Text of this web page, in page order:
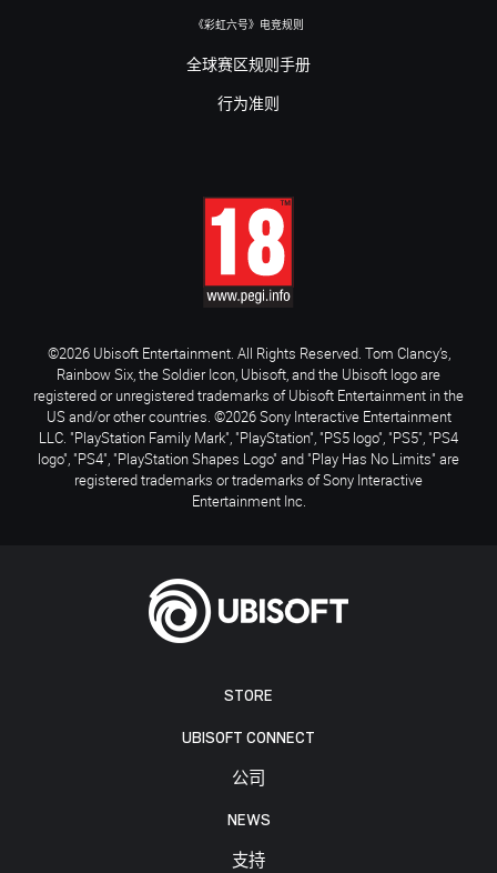
STORE
UBISOFT CONNECT
公司
NEWS
支持
《彩虹六号》电竞规则
全球赛区规则手册
行为准则
©2026 Ubisoft Entertainment. All Rights Reserved. Tom Clancy’s,
Rainbow Six, the Soldier Icon, Ubisoft, and the Ubisoft logo are
registered or unregistered trademarks of Ubisoft Entertainment in the
US and/or other countries. ©2026 Sony Interactive Entertainment
LLC. "PlayStation Family Mark", "PlayStation", "PS5 logo", "PS5", "PS4
logo", "PS4", "PlayStation Shapes Logo" and "Play Has No Limits" are
registered trademarks or trademarks of Sony Interactive
Entertainment Inc.